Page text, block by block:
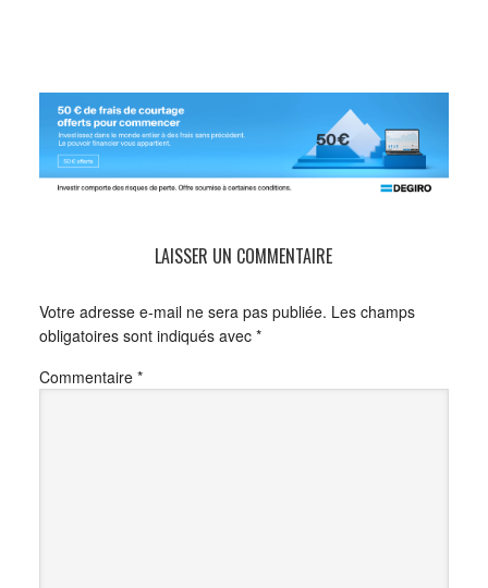
LAISSER UN COMMENTAIRE
Votre adresse e-mail ne sera pas publiée. Les champs
obligatoires sont indiqués avec *
Commentaire *